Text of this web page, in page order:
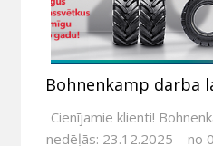
Bohnenkamp darba
Cienījamie klienti!
nedēļās: 23.12.2025 – no